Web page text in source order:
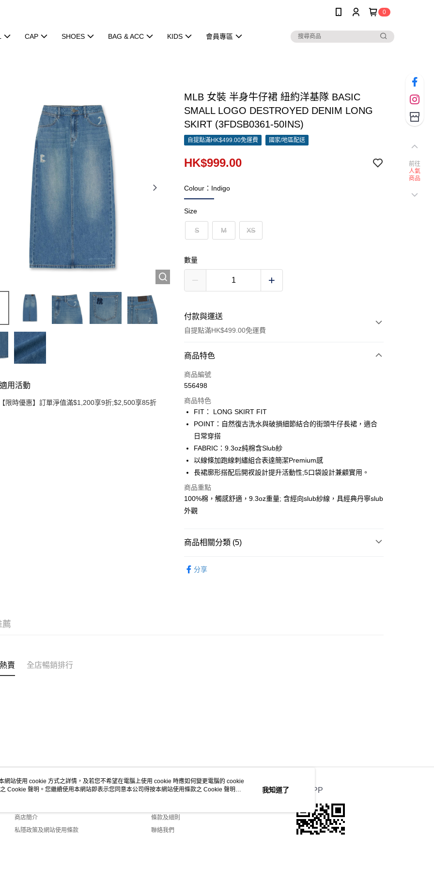
0
CAP SHOES BAG & ACC KIDS 會員專區
用活動
限時優惠】訂單淨值滿$1,200享9折;$2,500享85折
MLB 女裝 半身牛仔裙 紐約洋基隊 BASIC
SMALL LOGO DESTROYED DENIM LONG
SKIRT (3FDSB0361-50INS)
自提點滿HK$499.00免運費 國家/地區配送
HK$999.00
Colour：Indigo
Size
S M XS
數量
付款與運送
自提點滿HK$499.00免運費
付款方式
信用卡
Google Pay
AlipayHK
WeChat Pay
送貨方式
付款後順豐站及營業點
每筆HK$50.00，滿HK$499.00或以上免運費
每筆HK$50.00，滿HK$499.00或以上免運費
每筆HK$50.00，滿HK$499.00或以上免運費
商品特色
商品編號
556498
商品特色
FIT： LONG SKIRT FIT
POINT：自然復古洗水與破損細節結合的街頭牛仔長裙，適合
日常穿搭
FABRIC：9.3oz純棉含Slub紗
以線條加跑線刺繡組合表達簡潔Premium感
長裙廓形搭配后開衩設計提升活動性;5口袋設計兼顧實用。
商品重點
100%棉，觸感舒適，9.3oz重量; 含經向slub紗線，具經典丹寧slub
外觀
商品相關分類 (5)
分享
薦
賣 全店暢銷排行
關於我們
商店簡介
私隱政策及網站使用條款
客戶服務
條款及細則
聯絡我們
官方APP
前往
人氣
商品
網站使用 cookie 方式之詳情，及若您不希望在電腦上使用 cookie 時應如何變更電腦的 cookie
Cookie 聲明。您繼續使用本網站即表示您同意本公司得按本網站使用條款之 Cookie 聲明使
我知道了